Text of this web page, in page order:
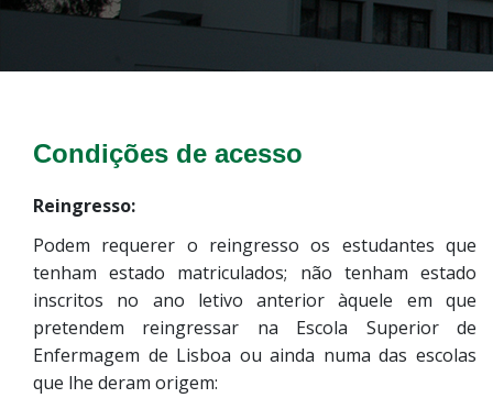
Condições de acesso
Reingresso:
Podem requerer o reingresso os estudantes que
tenham estado matriculados; não tenham estado
inscritos no ano letivo anterior àquele em que
pretendem reingressar na Escola Superior de
Enfermagem de Lisboa ou ainda numa das escolas
que lhe deram origem: